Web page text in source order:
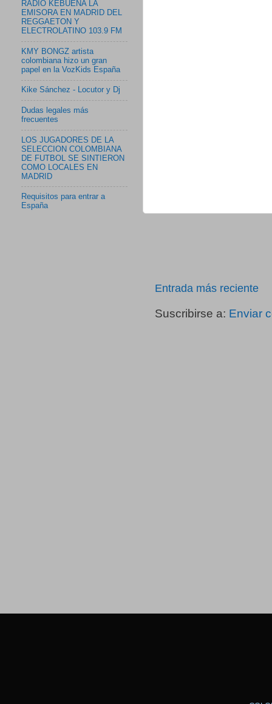
Entrada más reciente
Suscribirse a: Enviar
RADIO KEBUENA LA
EMISORA EN MADRID DEL
REGGAETON Y
ELECTROLATINO 103.9 FM
KMY BONGZ artista
colombiana hizo un gran
papel en la VozKids España
Kike Sánchez - Locutor y Dj
Dudas legales más
frecuentes
LOS JUGADORES DE LA
SELECCION COLOMBIANA
DE FUTBOL SE SINTIERON
COMO LOCALES EN
MADRID
Requisitos para entrar a
España